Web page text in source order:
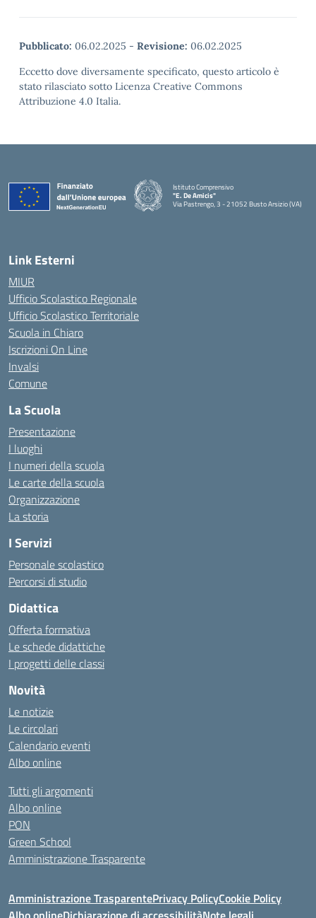
Pubblicato: 06.02.2025 - Revisione: 06.02.2025
Eccetto dove diversamente specificato, questo articolo è
stato rilasciato sotto Licenza Creative Commons
Attribuzione 4.0 Italia.
Istituto Comprensivo
"E. De Amicis"
Via Pastrengo, 3 - 21052 Busto Arsizio (VA)
Link Esterni
MIUR
Ufficio Scolastico Regionale
Ufficio Scolastico Territoriale
Scuola in Chiaro
Iscrizioni On Line
Invalsi
Comune
La Scuola
Presentazione
I luoghi
I numeri della scuola
Le carte della scuola
Organizzazione
La storia
I Servizi
Personale scolastico
Percorsi di studio
Didattica
Offerta formativa
Le schede didattiche
I progetti delle classi
Novità
Le notizie
Le circolari
Calendario eventi
Albo online
Tutti gli argomenti
Albo online
PON
Green School
Amministrazione Trasparente
Amministrazione TrasparentePrivacy PolicyCookie Policy